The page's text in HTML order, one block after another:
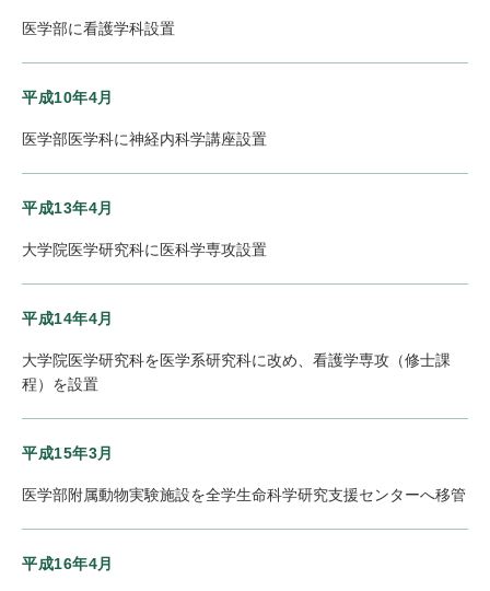
医学部に看護学科設置
平成10年4月
医学部医学科に神経内科学講座設置
平成13年4月
大学院医学研究科に医科学専攻設置
平成14年4月
大学院医学研究科を医学系研究科に改め、看護学専攻（修士課
程）を設置
平成15年3月
医学部附属動物実験施設を全学生命科学研究支援センターへ移管
平成16年4月